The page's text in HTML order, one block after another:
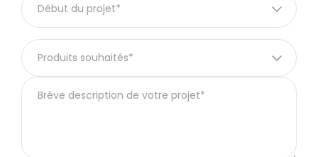
Début du projet*
Produits souhaités*